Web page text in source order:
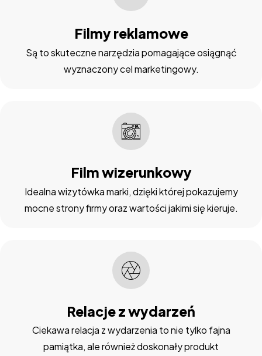
Filmy reklamowe
Są to skuteczne narzędzia pomagające osiągnąć
wyznaczony cel marketingowy.
Film wizerunkowy
Idealna wizytówka marki, dzięki której pokazujemy
mocne strony firmy oraz wartości jakimi się kieruje.
Relacje z wydarzeń
Ciekawa relacja z wydarzenia to nie tylko fajna
pamiątka, ale również doskonały produkt